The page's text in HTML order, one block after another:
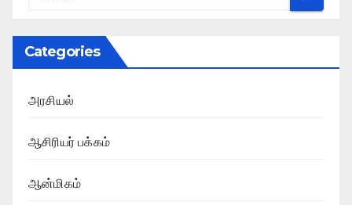
Categories
அரசியல்
ஆசிரியர் பக்கம்
ஆன்மிகம்